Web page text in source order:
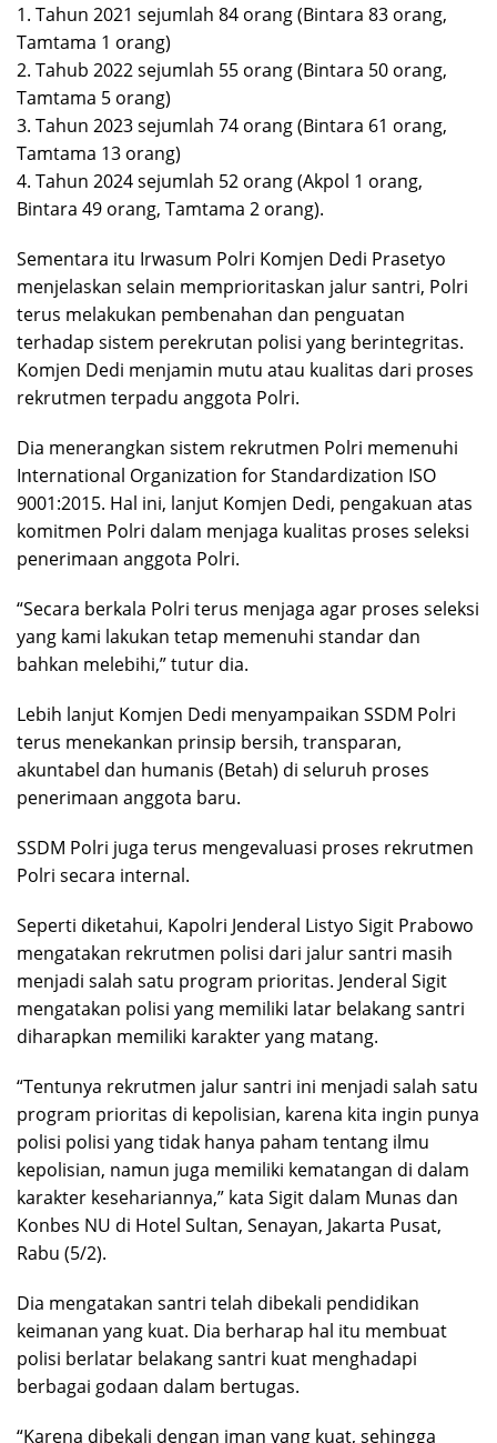
1. Tahun 2021 sejumlah 84 orang (Bintara 83 orang,
Tamtama 1 orang)
2. Tahub 2022 sejumlah 55 orang (Bintara 50 orang,
Tamtama 5 orang)
3. Tahun 2023 sejumlah 74 orang (Bintara 61 orang,
Tamtama 13 orang)
4. Tahun 2024 sejumlah 52 orang (Akpol 1 orang,
Bintara 49 orang, Tamtama 2 orang).
Sementara itu Irwasum Polri Komjen Dedi Prasetyo
menjelaskan selain memprioritaskan jalur santri, Polri
terus melakukan pembenahan dan penguatan
terhadap sistem perekrutan polisi yang berintegritas.
Komjen Dedi menjamin mutu atau kualitas dari proses
rekrutmen terpadu anggota Polri.
Dia menerangkan sistem rekrutmen Polri memenuhi
International Organization for Standardization ISO
9001:2015. Hal ini, lanjut Komjen Dedi, pengakuan atas
komitmen Polri dalam menjaga kualitas proses seleksi
penerimaan anggota Polri.
“Secara berkala Polri terus menjaga agar proses seleksi
yang kami lakukan tetap memenuhi standar dan
bahkan melebihi,” tutur dia.
Lebih lanjut Komjen Dedi menyampaikan SSDM Polri
terus menekankan prinsip bersih, transparan,
akuntabel dan humanis (Betah) di seluruh proses
penerimaan anggota baru.
SSDM Polri juga terus mengevaluasi proses rekrutmen
Polri secara internal.
Seperti diketahui, Kapolri Jenderal Listyo Sigit Prabowo
mengatakan rekrutmen polisi dari jalur santri masih
menjadi salah satu program prioritas. Jenderal Sigit
mengatakan polisi yang memiliki latar belakang santri
diharapkan memiliki karakter yang matang.
“Tentunya rekrutmen jalur santri ini menjadi salah satu
program prioritas di kepolisian, karena kita ingin punya
polisi polisi yang tidak hanya paham tentang ilmu
kepolisian, namun juga memiliki kematangan di dalam
karakter kesehariannya,” kata Sigit dalam Munas dan
Konbes NU di Hotel Sultan, Senayan, Jakarta Pusat,
Rabu (5/2).
Dia mengatakan santri telah dibekali pendidikan
keimanan yang kuat. Dia berharap hal itu membuat
polisi berlatar belakang santri kuat menghadapi
berbagai godaan dalam bertugas.
“Karena dibekali dengan iman yang kuat, sehingga